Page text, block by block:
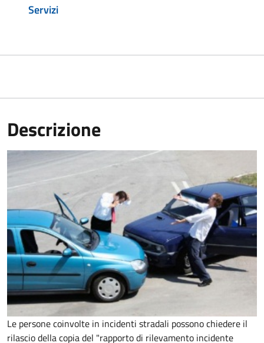
Servizi
Descrizione
Le persone coinvolte in incidenti stradali possono chiedere il
rilascio della copia del "rapporto di rilevamento incidente